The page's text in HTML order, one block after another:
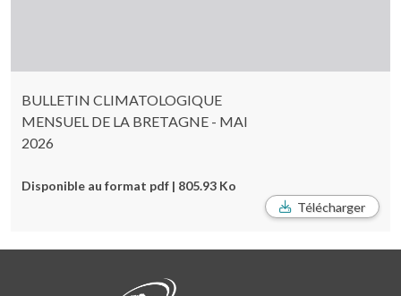
BULLETIN CLIMATOLOGIQUE
MENSUEL DE LA BRETAGNE - MAI
2026
Disponible au format pdf | 805.93 Ko
Télécharger